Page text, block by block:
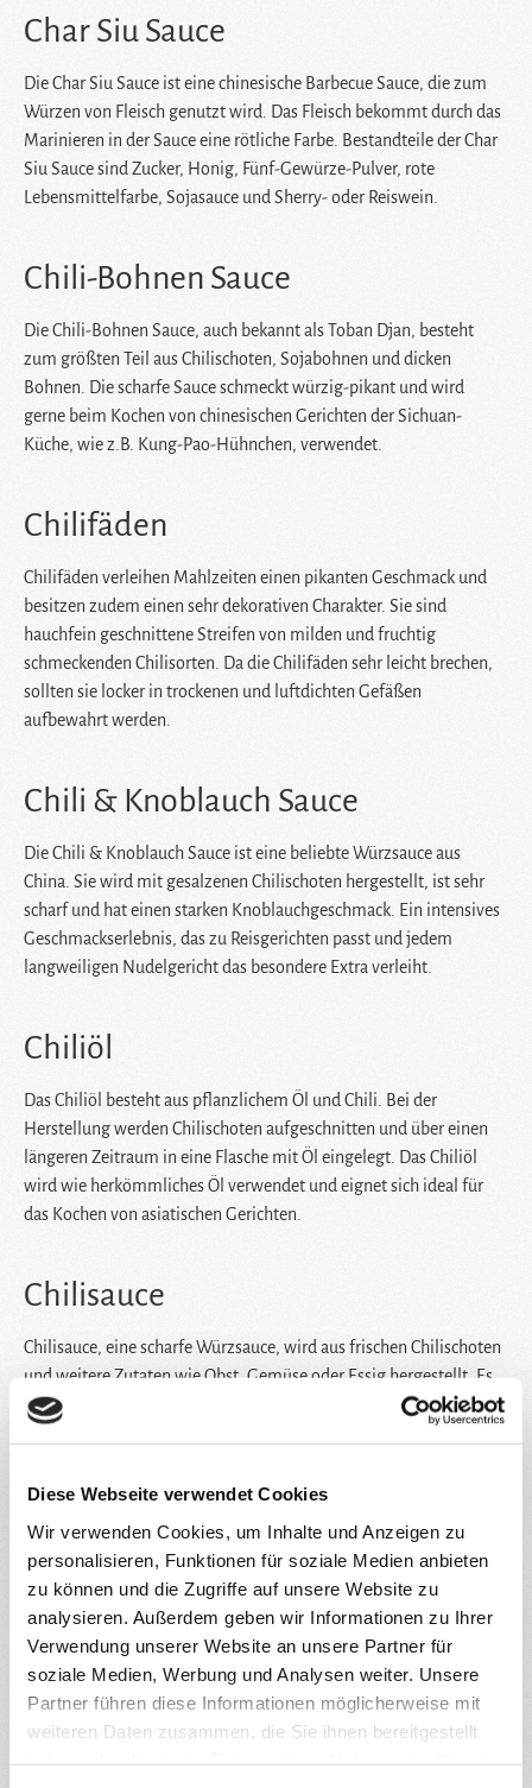
Diese Webseite verwendet Cookies
Wir verwenden Cookies, um Inhalte und Anzeigen zu
personalisieren, Funktionen für soziale Medien anbieten
zu können und die Zugriffe auf unsere Website zu
analysieren. Außerdem geben wir Informationen zu Ihrer
Verwendung unserer Website an unsere Partner für
soziale Medien, Werbung und Analysen weiter. Unsere
Partner führen diese Informationen möglicherweise mit
weiteren Daten zusammen, die Sie ihnen bereitgestellt
Char Siu Sauce
Die Char Siu Sauce ist eine chinesische Barbecue Sauce, die zum
Würzen von Fleisch genutzt wird. Das Fleisch bekommt durch das
Marinieren in der Sauce eine rötliche Farbe. Bestandteile der Char
Siu Sauce sind Zucker, Honig, Fünf-Gewürze-Pulver, rote
Lebensmittelfarbe, Sojasauce und Sherry- oder Reiswein.
Chili-Bohnen Sauce
Die Chili-Bohnen Sauce, auch bekannt als Toban Djan, besteht
zum größten Teil aus Chilischoten, Sojabohnen und dicken
Bohnen. Die scharfe Sauce schmeckt würzig-pikant und wird
gerne beim Kochen von chinesischen Gerichten der Sichuan-
Küche, wie z.B. Kung-Pao-Hühnchen, verwendet.
Chilifäden
Chilifäden verleihen Mahlzeiten einen pikanten Geschmack und
besitzen zudem einen sehr dekorativen Charakter. Sie sind
hauchfein geschnittene Streifen von milden und fruchtig
schmeckenden Chilisorten. Da die Chilifäden sehr leicht brechen,
sollten sie locker in trockenen und luftdichten Gefäßen
aufbewahrt werden.
Chili & Knoblauch Sauce
Die Chili & Knoblauch Sauce ist eine beliebte Würzsauce aus
China. Sie wird mit gesalzenen Chilischoten hergestellt, ist sehr
scharf und hat einen starken Knoblauchgeschmack. Ein intensives
Geschmackserlebnis, das zu Reisgerichten passt und jedem
langweiligen Nudelgericht das besondere Extra verleiht.
Chiliöl
Das Chiliöl besteht aus pflanzlichem Öl und Chili. Bei der
Herstellung werden Chilischoten aufgeschnitten und über einen
längeren Zeitraum in eine Flasche mit Öl eingelegt. Das Chiliöl
wird wie herkömmliches Öl verwendet und eignet sich ideal für
das Kochen von asiatischen Gerichten.
Chilisauce
Chilisauce, eine scharfe Würzsauce, wird aus frischen Chilischoten
und weitere Zutaten wie Obst, Gemüse oder Essig hergestellt. Es
gibt sie in unterschiedlichen Schärfegraden und Sorten, wie zum
allem zum Dippen von Frühlingsrollen und anderen frittierten
Chili-Sojabohnenpaste
Die südkoreanische Chili-Sojabohnenpaste besteht hauptsächlich
aus Reis, Sojabohnen, Chilipulver und anderen Gewürzen. Ihr
scharfer Geschmack ist ideal zum Würzen von Saucen, Suppen
oder zum Anrühren von Dips. Sie ist der japanischen Misopaste
sehr ähnlich.